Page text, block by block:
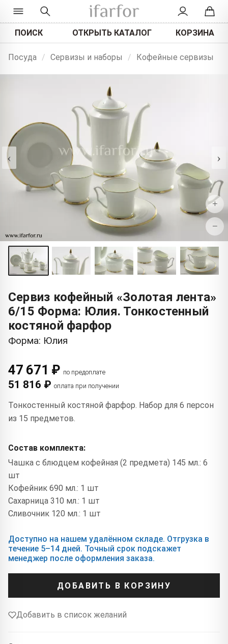
ПОИСК ОТКРЫТЬ КАТАЛОГ КОРЗИНА
Посуда / Сервизы и наборы / Кофейные сервизы
‹ ›
+
−
Сервиз кофейный «Золотая лента»
6/15 Форма: Юлия. Тонкостенный
костяной фарфор
Форма: Юлия
47 671 ₽ по предоплате
51 816 ₽ оплата при получении
Тонкостенный костяной фарфор. Набор для 6 персон
из 15 предметов.
Состав комплекта:
Чашка с блюдцем кофейная (2 предмета) 145 мл.: 6
шт
Кофейник 690 мл.: 1 шт
Сахарница 310 мл.: 1 шт
Сливочник 120 мл.: 1 шт
Доступно на нашем удалённом складе. Отгрузка в
течение 5–14 дней. Точный срок подскажет
менеджер после оформления заказа.
ДОБАВИТЬ В КОРЗИНУ
Добавить в список желаний